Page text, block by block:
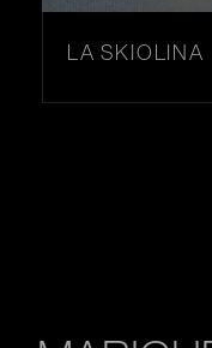
LA SKIOLINA
IL MITRAGLIERE
LA